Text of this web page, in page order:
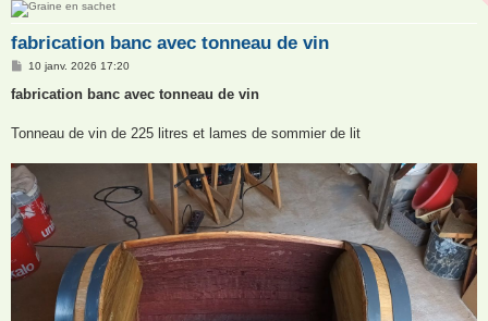
fabrication banc avec tonneau de vin
M
s
g
10 janv. 2026 17:20
fabrication banc avec tonneau de vin
Tonneau de vin de 225 litres et lames de sommier de lit